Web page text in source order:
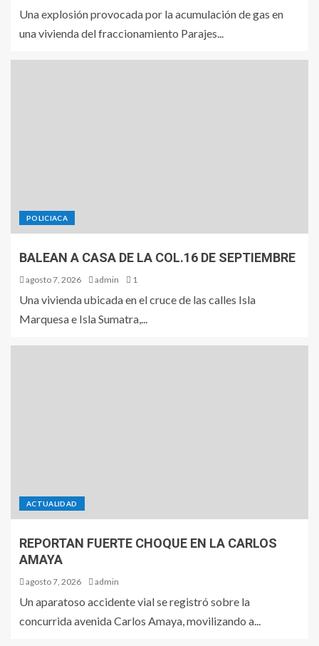
Una explosión provocada por la acumulación de gas en
una vivienda del fraccionamiento Parajes...
POLICIACA
BALEAN A CASA DE LA COL.16 DE SEPTIEMBRE
agosto 7, 2026 admin 1
Una vivienda ubicada en el cruce de las calles Isla
Marquesa e Isla Sumatra,...
ACTUALIDAD
REPORTAN FUERTE CHOQUE EN LA CARLOS
AMAYA
agosto 7, 2026 admin
Un aparatoso accidente vial se registró sobre la
concurrida avenida Carlos Amaya, movilizando a...